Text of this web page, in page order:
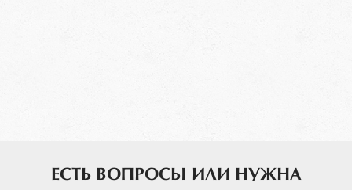
ЕСТЬ ВОПРОСЫ ИЛИ НУЖНА